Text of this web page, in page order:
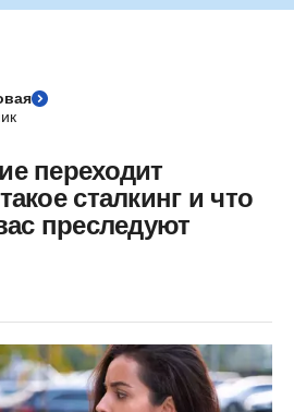
переходит
сталкинг и что
преследуют